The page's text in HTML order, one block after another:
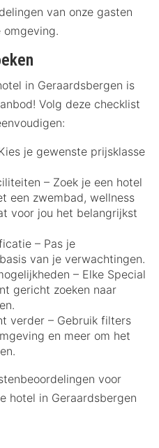
van onze gasten
omgeving.
in Geraardsbergen is
Volg deze checklist
je gewenste prijsklasse
– Zoek je een hotel
een zwembad, wellness
voor jou het belangrijkst
– Pas je
van je verwachtingen.
– Elke Special
gericht zoeken naar
verder – Gebruik filters
en meer om het
voor
hotel in Geraardsbergen